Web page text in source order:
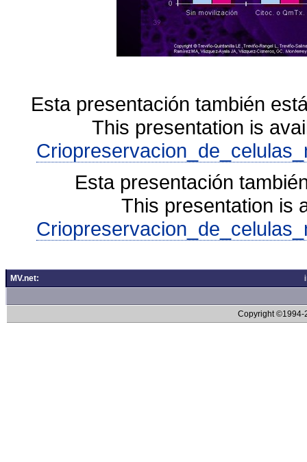
Esta presentación también
This presentation is
Esta presentación
This presentation is
MV.net:
Copyright ©1994-